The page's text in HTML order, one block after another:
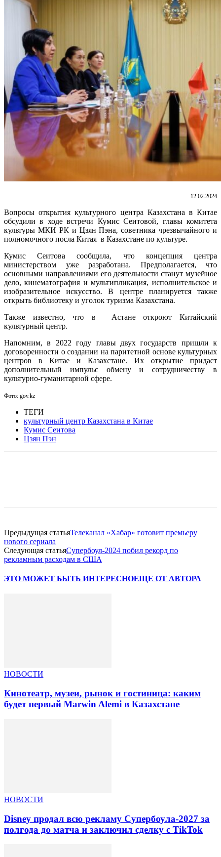
12.02.2024
Вопросы открытия культурного центра Казахстана в Китае
обсудили в ходе встречи Кумис Сеитовой, главы комитета
культуры МКИ РК и Цзян Пэна, советника чрезвычайного и
полномочного посла Китая в Казахстане по культуре.
Кумис Сеитова сообщила, что концепция центра
министерством уже разработана. Предполагается, что
основными направлениями его деятельности станут музейное
дело, кинематография и мультипликация, исполнительское и
изобразительное искусство. В центре планируется также
открыть библиотеку и уголок туризма Казахстана.
Также известно, что в Астане откроют Китайский
культурный центр.
Напомним, в 2022 году главы двух государств пришли к
договоренности о создании на паритетной основе культурных
центров в Китае и Казахстане. Их открытие придаст
дополнительный импульс обмену и сотрудничеству в
культурно-гуманитарной сфере.
Фото: gov.kz
ТЕГИ
культурный центр Казахстана в Китае
Кумис Сеитова
Цзян Пэн
Предыдущая статьяТелеканал «Хабар» готовит премьеру
нового сериала
Следующая статьяСупербоул-2024 побил рекорд по
рекламным расходам в США
ЭТО МОЖЕТ БЫТЬ ИНТЕРЕСНОЕЩЕ ОТ АВТОРА
НОВОСТИ
Кинотеатр, музеи, рынок и гостиница: каким
будет первый Marwin Alemi в Казахстане
НОВОСТИ
Disney продал всю рекламу Супербоула-2027 за
полгода до матча и заключил сделку с TikTok